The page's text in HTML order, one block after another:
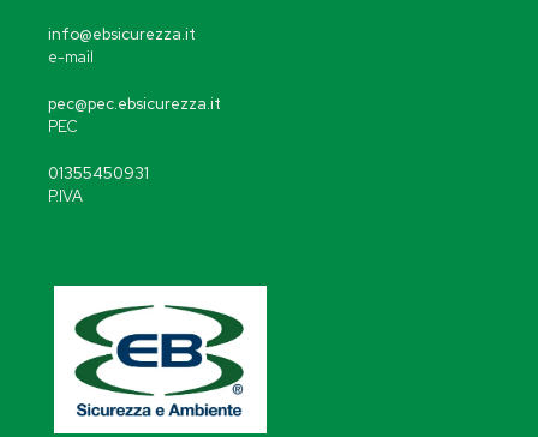
info@ebsicurezza.it
e-mail
pec@pec.ebsicurezza.it
PEC
01355450931
P.IVA